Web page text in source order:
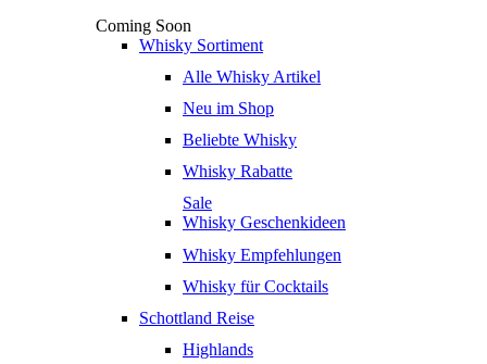
Coming Soon
Whisky Sortiment
Alle Whisky Artikel
Neu im Shop
Beliebte Whisky
Whisky Rabatte
Sale
Whisky Geschenkideen
Whisky Empfehlungen
Whisky für Cocktails
Schottland Reise
Highlands